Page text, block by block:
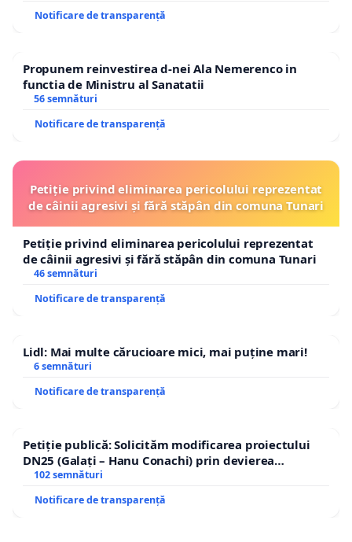
Notificare de transparență
Propunem reinvestirea d-nei Ala Nemerenco in
functia de Ministru al Sanatatii
56 semnături
Notificare de transparență
Petiție privind eliminarea pericolului reprezentat
de câinii agresivi și fără stăpân din comuna Tunari
Petiție privind eliminarea pericolului reprezentat
de câinii agresivi și fără stăpân din comuna Tunari
46 semnături
Notificare de transparență
Lidl: Mai multe cărucioare mici, mai puține mari!
6 semnături
Notificare de transparență
Petiție publică: Solicităm modificarea proiectului
DN25 (Galați – Hanu Conachi) prin devierea
traseului în afara localităților!
102 semnături
Notificare de transparență